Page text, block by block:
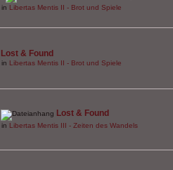
in Libertas Mentis II - Brot und Spiele
Lost & Found
in Libertas Mentis II - Brot und Spiele
Lost & Found
in Libertas Mentis III - Zeiten des Wandels